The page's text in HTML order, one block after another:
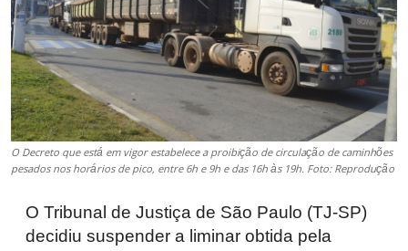
O Decreto que está em vigor estabelece a proibição de circulação de caminhões
pesados nos horários de pico, entre 6h e 9h e das 16h às 19h. Foto: Reprodução
O Tribunal de Justiça de São Paulo (TJ-SP)
decidiu suspender a liminar obtida pela